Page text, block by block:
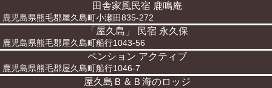
田舎家風民宿 鹿鳴庵
鹿児島県熊毛郡屋久島町小瀬田835-272
「屋久島」 民宿 永久保
鹿児島県熊毛郡屋久島町船行1043-56
ペンション アクティブ
鹿児島県熊毛郡屋久島町船行1046-7
屋久島Ｂ＆Ｂ海のロッジ